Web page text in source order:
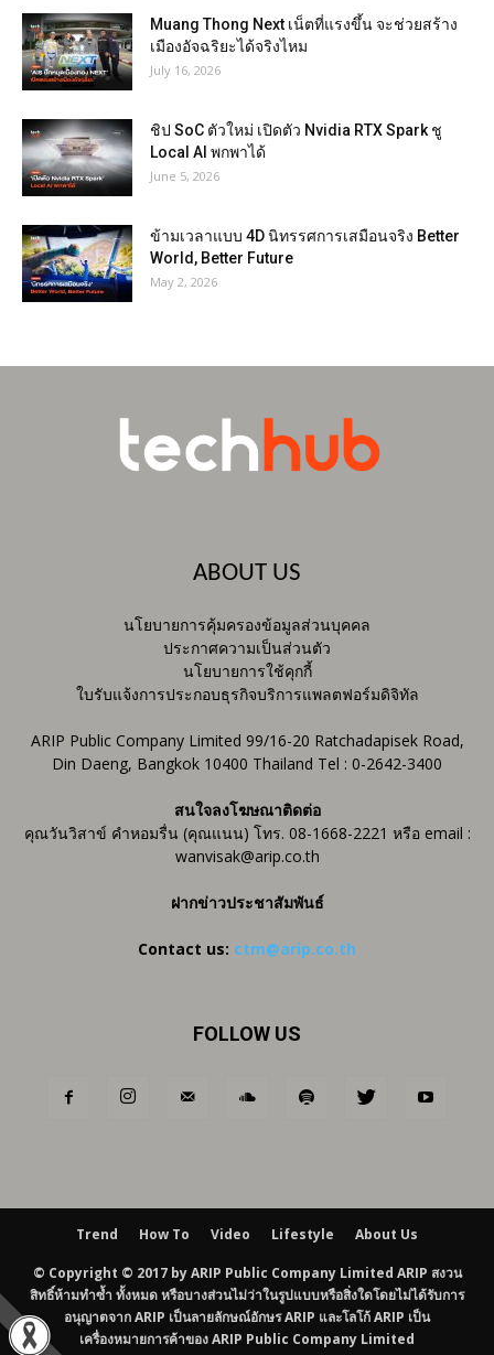
Muang Thong Next เน็ตที่แรงขึ้น จะช่วยสร้าง
เมืองอัจฉริยะได้จริงไหม
July 16, 2026
ชิป SoC ตัวใหม่ เปิดตัว Nvidia RTX Spark ชู
Local AI พกพาได้
June 5, 2026
ข้ามเวลาแบบ 4D นิทรรศการเสมือนจริง Better
World, Better Future
May 2, 2026
ABOUT US
นโยบายการคุ้มครองข้อมูลส่วนบุคคล
ประกาศความเป็นส่วนตัว
นโยบายการใช้คุกกี้
ใบรับแจ้งการประกอบธุรกิจบริการแพลตฟอร์มดิจิทัล
ARIP Public Company Limited 99/16-20 Ratchadapisek Road,
Din Daeng, Bangkok 10400 Thailand Tel : 0-2642-3400
สนใจลงโฆษณาติดต่อ
คุณวันวิสาข์ คำหอมรื่น (คุณแนน) โทร. 08-1668-2221 หรือ email :
wanvisak@arip.co.th
ฝากข่าวประชาสัมพันธ์
Contact us: ctm@arip.co.th
FOLLOW US
Trend How To Video Lifestyle About Us
© Copyright © 2017 by ARIP Public Company Limited ARIP สงวน
สิทธิ์ห้ามทำซ้ำ ทั้งหมด หรือบางส่วนไม่ว่าในรูปแบบหรือสิ่งใดโดยไม่ได้รับการ
อนุญาตจาก ARIP เป็นลายลักษณ์อักษร ARIP และโลโก้ ARIP เป็น
เครื่องหมายการค้าของ ARIP Public Company Limited